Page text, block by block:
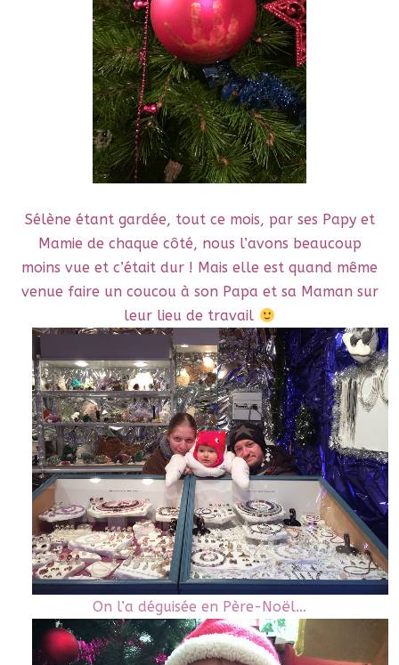
Sélène étant gardée, tout ce mois, par ses Papy et
Mamie de chaque côté, nous l’avons beaucoup
moins vue et c’était dur ! Mais elle est quand même
venue faire un coucou à son Papa et sa Maman sur
leur lieu de travail
On l’a déguisée en Père-Noël…